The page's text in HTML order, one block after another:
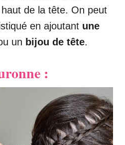
de la tête. On peut
en ajoutant une
un bijou de tête.
: